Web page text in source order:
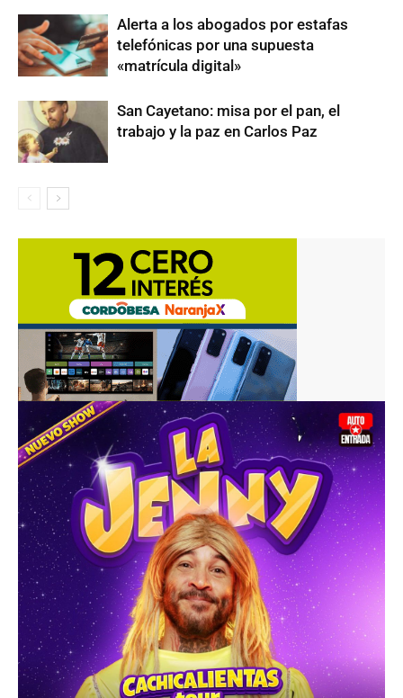
Alerta a los abogados por estafas
telefónicas por una supuesta
«matrícula digital»
San Cayetano: misa por el pan, el
trabajo y la paz en Carlos Paz